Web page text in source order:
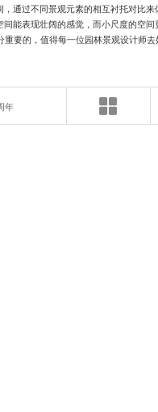
通过不同景观元素的相互衬托对比
能表现壮阔的感觉，而小尺度的空间
要的，值得每一位园林景观设计师
年